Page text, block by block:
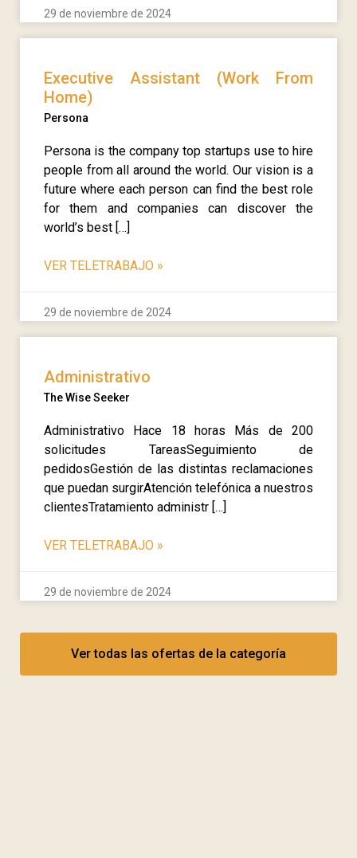
29 de noviembre de 2024
Executive Assistant (Work From
Home)
Persona
Persona is the company top startups use to hire
people from all around the world. Our vision is a
future where each person can find the best role
for them and companies can discover the
world’s best […]
VER TELETRABAJO »
29 de noviembre de 2024
Administrativo
The Wise Seeker
Administrativo Hace 18 horas Más de 200
solicitudes TareasSeguimiento de
pedidosGestión de las distintas reclamaciones
que puedan surgirAtención telefónica a nuestros
clientesTratamiento administr […]
VER TELETRABAJO »
29 de noviembre de 2024
Ver todas las ofertas de la categoría